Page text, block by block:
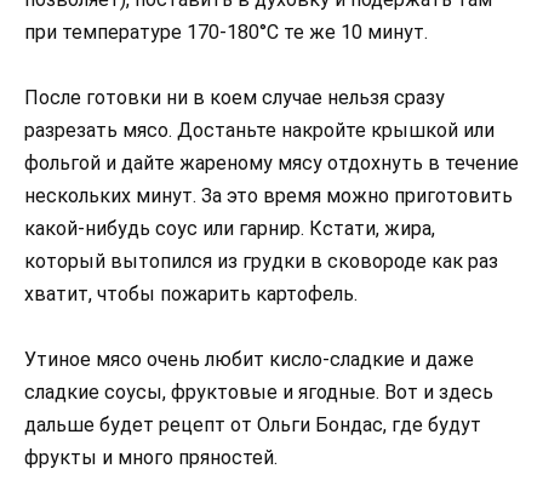
при температуре 170-180°С те же 10 минут.
После готовки ни в коем случае нельзя сразу
разрезать мясо. Достаньте накройте крышкой или
фольгой и дайте жареному мясу отдохнуть в течение
нескольких минут. За это время можно приготовить
какой-нибудь соус или гарнир. Кстати, жира,
который вытопился из грудки в сковороде как раз
хватит, чтобы пожарить картофель.
Утиное мясо очень любит кисло-сладкие и даже
сладкие соусы, фруктовые и ягодные. Вот и здесь
дальше будет рецепт от Ольги Бондас, где будут
фрукты и много пряностей.